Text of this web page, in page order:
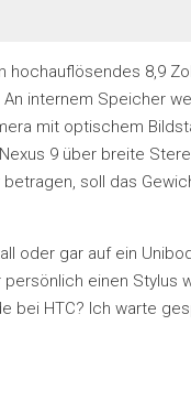
8,9
internem Speicher
mit optischem
9 über breite
soll das
oder gar auf ein
einen Stylus
bei HTC? Ich warte